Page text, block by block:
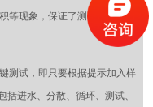
等现象，保证了测试结果的准
测试，即只要根据提示加入样
括进水、分散、循环、测试、